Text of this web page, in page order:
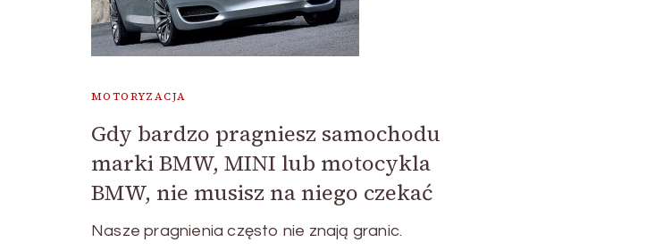
MOTORYZACJA
Gdy bardzo pragniesz samochodu
marki BMW, MINI lub motocykla
BMW, nie musisz na niego czekać
Nasze pragnienia często nie znają granic.